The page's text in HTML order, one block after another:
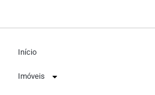
Início
Imóveis